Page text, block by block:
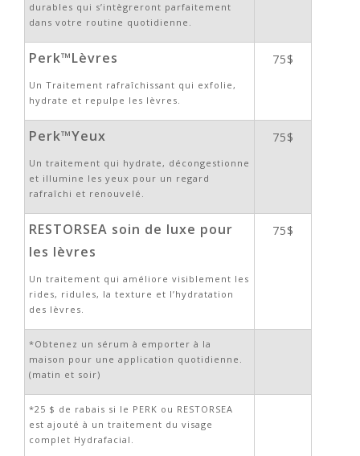
durables qui s’intègreront parfaitement
dans votre routine quotidienne.
Perk™Lèvres
Un Traitement rafraîchissant qui exfolie,
hydrate et repulpe les lèvres.
75$
Perk™Yeux
Un traitement qui hydrate, décongestionne
et illumine les yeux pour un regard
rafraîchi et renouvelé.
75$
RESTORSEA soin de luxe pour
les lèvres
Un traitement qui améliore visiblement les
rides, ridules, la texture et l’hydratation
des lèvres.
75$
*Obtenez un sérum à emporter à la
maison pour une application quotidienne.
(matin et soir)
*25 $ de rabais si le PERK ou RESTORSEA
est ajouté à un traitement du visage
complet Hydrafacial.